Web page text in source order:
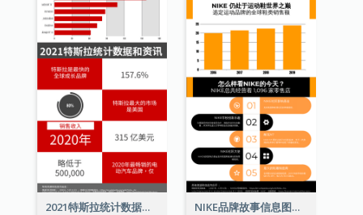
2021特斯拉统计数据和资讯信息图表 NIKE品牌故事信息图表